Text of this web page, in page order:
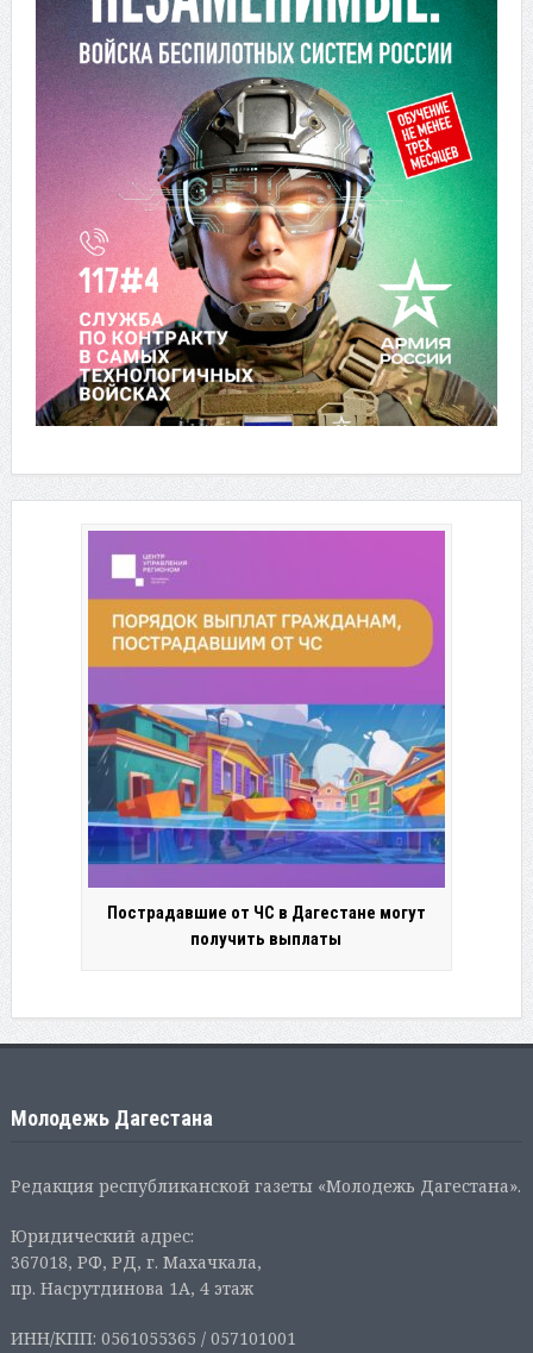
Пострадавшие от ЧС в Дагестане могут
получить выплаты
Молодежь Дагестана
Редакция республиканской газеты «Молодежь Дагестана».
Юридический адрес:
367018, РФ, РД, г. Махачкала,
пр. Насрутдинова 1А, 4 этаж
ИНН/КПП: 0561055365 / 057101001